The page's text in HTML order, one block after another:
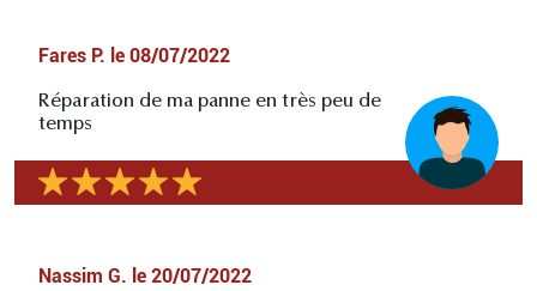
Fares P. le 08/07/2022
Réparation de ma panne en très peu de
temps
Nassim G. le 20/07/2022